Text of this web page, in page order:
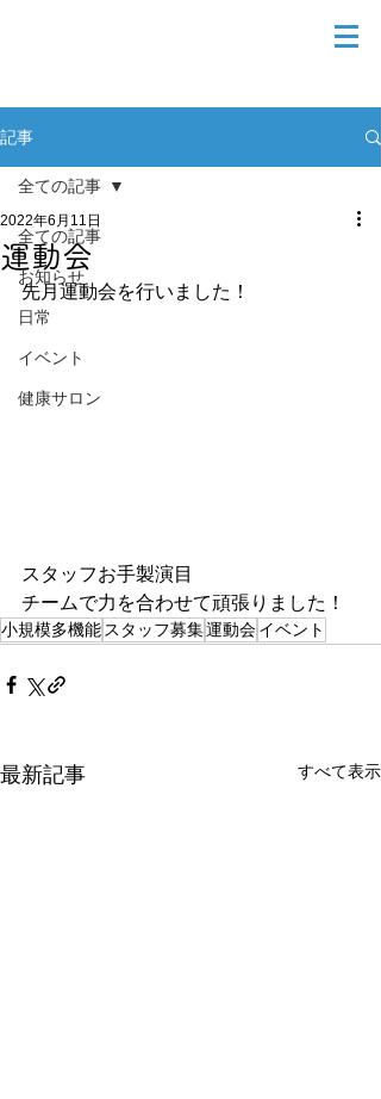
記事
全ての記事
お知らせ
日常
イベント
健康サロン
全ての記事
運動会
2022年6月11日
先月運動会を行いました！
スタッフお手製演目
チームで力を合わせて頑張りました！
小規模多機能スタッフ募集運動会イベント
最新記事 すべて表示